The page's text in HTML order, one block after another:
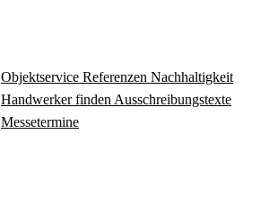
Objektservice Referenzen Nachhaltigkeit
Handwerker finden Ausschreibungstexte
Messetermine